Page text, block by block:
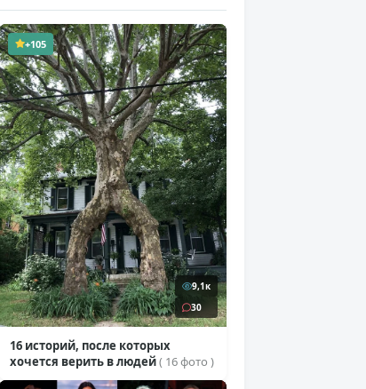
+105
9,1к
30
16 историй, после которых
хочется верить в людей( 16 фото )